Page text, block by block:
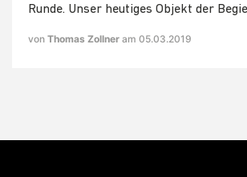
Runde. Unser heutiges Objekt der
von Thomas Zollner am 05.03.2019